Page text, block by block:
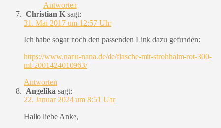
Antworten
Christian K sagt:
31. Mai 2017 um 12:57 Uhr
Ich habe sogar noch den passenden Link dazu gefunden:
https://www.nanu-nana.de/de/flasche-mit-strohhalm-rot-300-
ml-2001424010963/
Antworten
Angelika sagt:
22. Januar 2024 um 8:51 Uhr
Hallo liebe Anke,